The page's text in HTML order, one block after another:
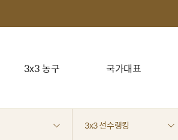
3x3 농구 국가대표
3x3 선수랭킹